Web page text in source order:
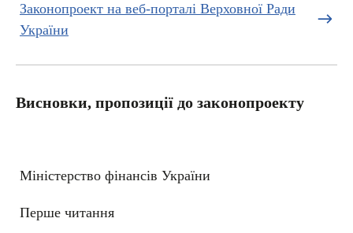
Законопроект на веб-порталі Верховної Ради
України
Висновки, пропозиції до законопроекту
Міністерство фінансів України
Перше читання